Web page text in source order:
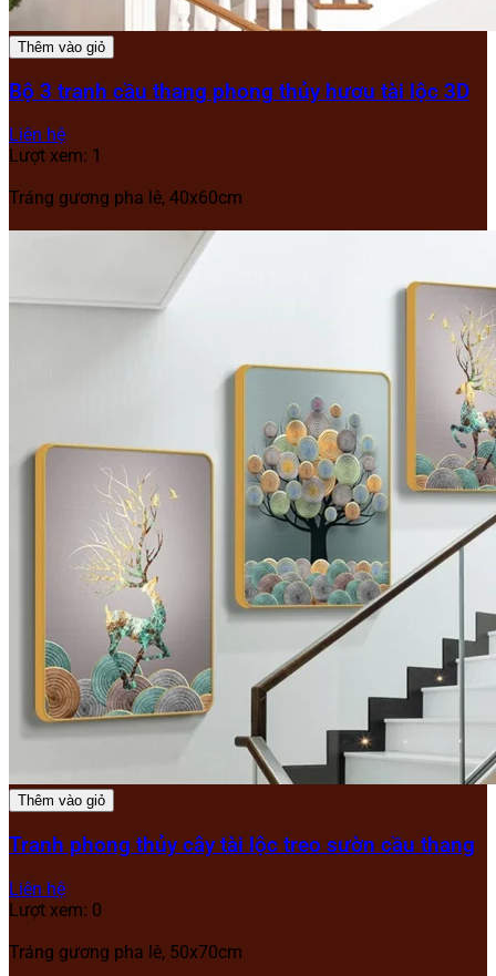
Thêm vào giỏ
Bộ 3 tranh cầu thang phong thủy hươu tài lộc 3D
Liên hệ
Lượt xem: 1
Tráng gương pha lê, 40x60cm
Thêm vào giỏ
Tranh phong thủy cây tài lộc treo sườn cầu thang
Liên hệ
Lượt xem: 0
Tráng gương pha lê, 50x70cm